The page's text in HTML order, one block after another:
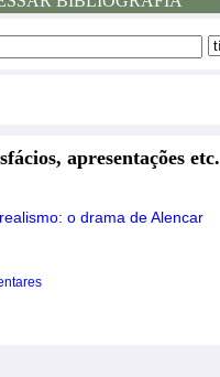
apresentações etc.
o drama de Alencar